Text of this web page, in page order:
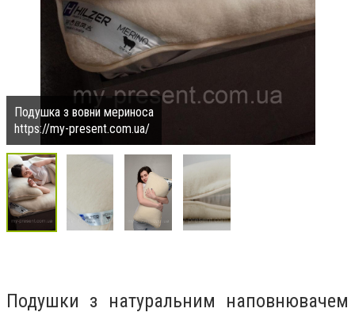
Подушка з вовни мериноса
https://my-present.com.ua/
Подушки з натуральним наповнювачем